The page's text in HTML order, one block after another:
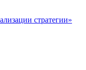
стратегии»